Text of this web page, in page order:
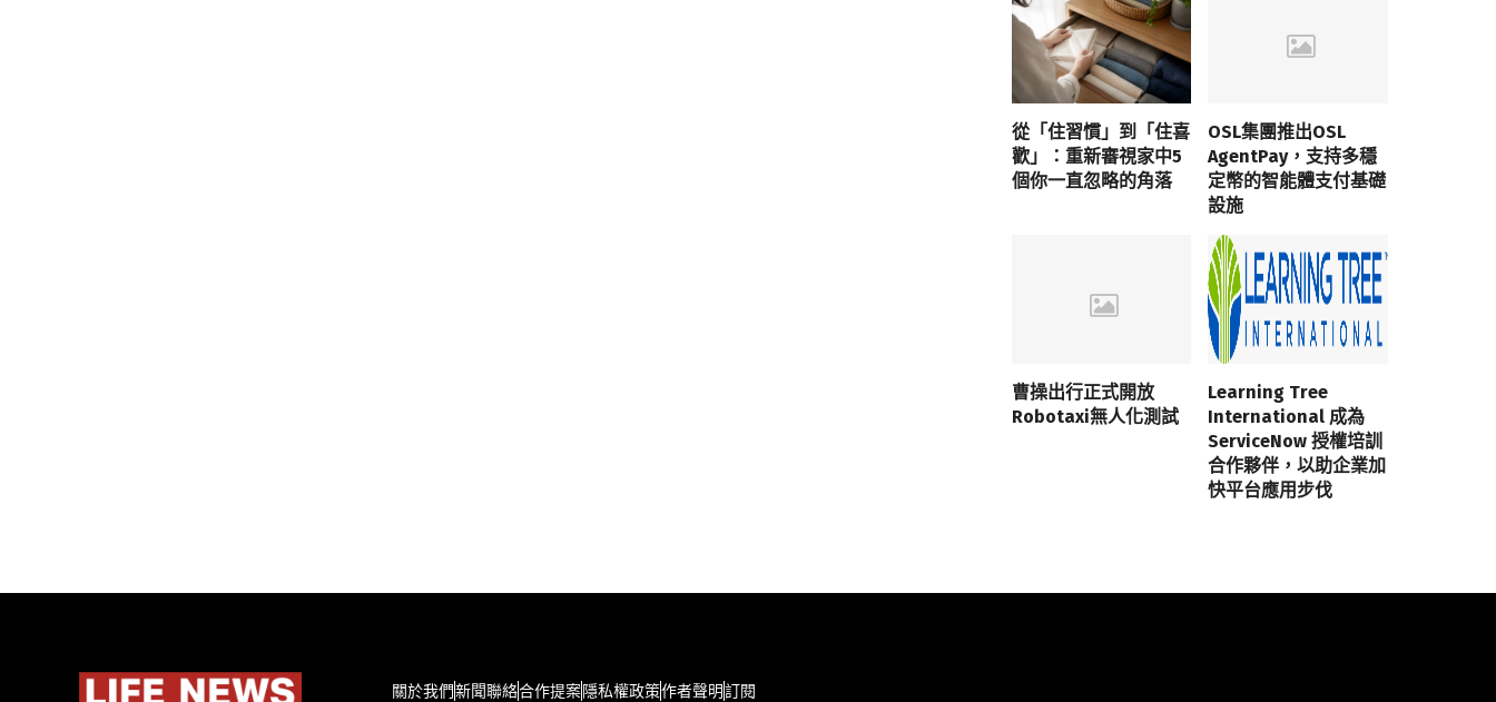
從「住習慣」到「住喜
歡」：重新審視家中5
個你一直忽略的角落
OSL集團推出OSL
AgentPay，支持多穩
定幣的智能體支付基礎
設施
曹操出行正式開放
Robotaxi無人化測試
Learning Tree
International 成為
ServiceNow 授權培訓
合作夥伴，以助企業加
快平台應用步伐
關於我們新聞聯絡合作提案隱私權政策作者聲明訂閱